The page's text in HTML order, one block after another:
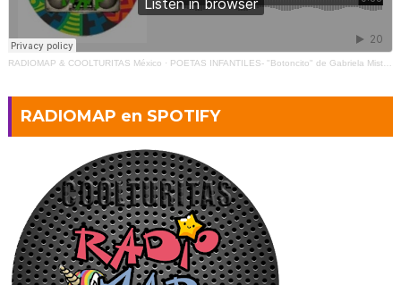
RADIOMAP & COOLTURITAS México · POETAS INFANTILES- "Botoncito" de Gabriela Mistral (2)
RADIOMAP en SPOTIFY